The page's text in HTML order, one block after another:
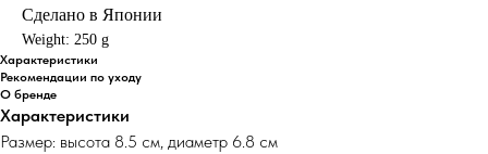
Сделано в Японии
Weight: 250 g
Характеристики
Рекомендации по уходу
О бренде
Характеристики
Размер: высота 8.5 см, диаметр 6.8 см